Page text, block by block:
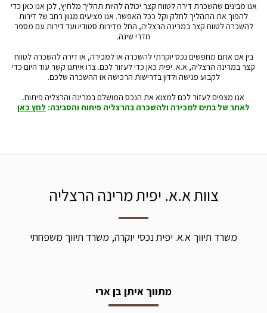
אנו מבינים שהשכרת דירה לטווח קצר יכולה להיות תהליך מלחיץ, לכן אנו כאן כדי
להפוך את התהליך לחלק וקל ככל האפשר. אנו מציעים מגוון רחב של דירות
להשכרה לטווח קצר במרינה הרצליה, החל מדירות סטודיו ועד דירות עם מספר
חדרי שינה.
בין אם אתם מחפשים נכס יוקרתי להשכרה או למכירה, או דירה להשכרה לטווח
קצר במרינה הרצליה, א.א. יפית כאן כדי לעזור לכם. צרו איתנו קשר עוד היום כדי
לקבוע פגישה ולדון בדרישות הרכישה או ההשכרה שלכם.
אנו מצפים לעזור לכם למצוא את הנכס המושלם במרינה והרצליה פיתוח.
לאתר של בתים למכירה ולהשכרה בהרצליה פיתוח והסביבה:לחץ כאן
צוות א.א. יפית מרינה הרצליה
משרד תיווך א.א. יפית נכסי יוקרה, משרד תיווך משפחתי
מתווך איתן בן ארי